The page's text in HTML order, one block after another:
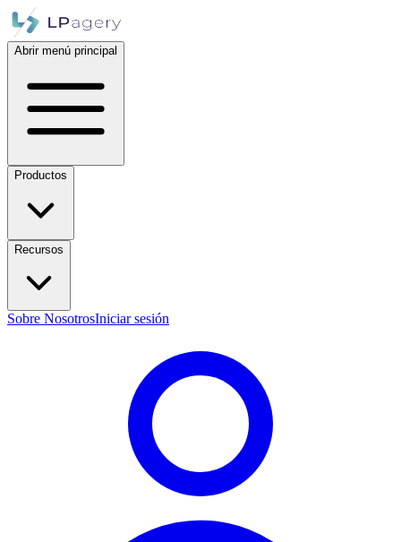
Abrir menú principal
Productos
Recursos
Sobre NosotrosIniciar sesión